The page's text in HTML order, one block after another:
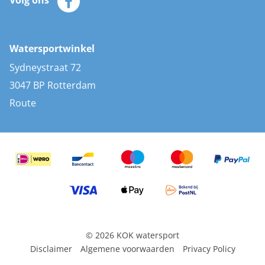
Zonnepanelen
AIS transponders
Stootwillen en fenders
Bootkussens
Zwemtrappen
Merken
Watersportwinkel
Sydneystraat 72
3047 BP Rotterdam
Route
© 2026 KOK watersport
Disclaimer
Algemene voorwaarden Privacy Policy